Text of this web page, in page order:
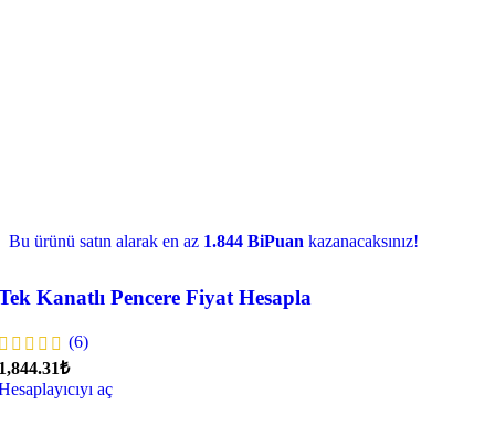
Bu ürünü satın alarak en az 1.844 BiPuan kazanacaksınız!
Kanatlı Pencere Fiyat Hesapla
(6)
aç